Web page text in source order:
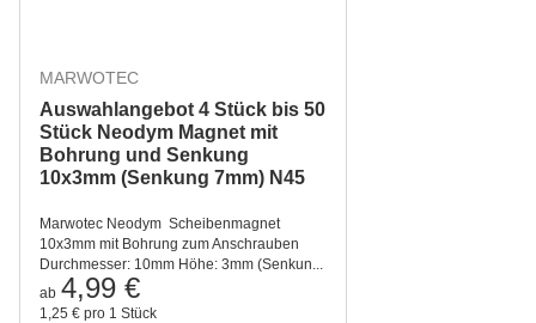
MARWOTEC
Auswahlangebot 4 Stück bis 50
Stück Neodym Magnet mit
Bohrung und Senkung
10x3mm (Senkung 7mm) N45
Marwotec Neodym Scheibenmagnet
10x3mm mit Bohrung zum Anschrauben
Durchmesser: 10mm Höhe: 3mm (Senkun...
ab 4,99 €
1,25 € pro 1 Stück